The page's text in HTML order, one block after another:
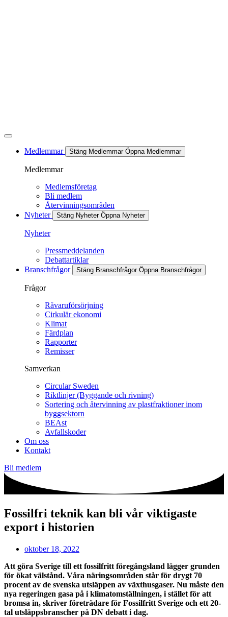
Medlemmar Stäng Medlemmar Öppna Medlemmar
Medlemmar
Medlemsföretag
Bli medlem
Återvinningsområden
Nyheter
Stäng Nyheter Öppna Nyheter
Nyheter
Pressmeddelanden
Debattartiklar
Branschfrågor
Stäng Branschfrågor Öppna Branschfrågor
Frågor
Råvaruförsörjning
Cirkulär ekonomi
Klimat
Färdplan
Rapporter
Remisser
Samverkan
Circular Sweden
Riktlinjer (Byggande och rivning)
Sortering och återvinning av plastfraktioner inom
byggsektorn
BEAst
Avfallskoder
Om oss
Kontakt
Bli medlem
Fossilfri teknik kan bli vår viktigaste
export i historien
oktober 18, 2022
Att göra Sverige till ett fossilfritt föregångsland lägger grunden
för ökat välstånd. Våra näringsområden står för drygt 70
procent av de svenska utsläppen av växthusgaser. Nu måste den
nya regeringen gasa på i klimat­omställningen, i stället för att
bromsa in, skriver företrädare för Fossil­fritt Sverige och ett 20-
tal utsläppsbranscher på DN debatt i dag.